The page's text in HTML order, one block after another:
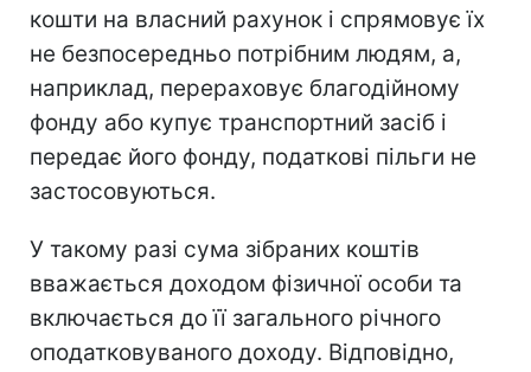
кошти на власний рахунок і спрямовує їх
не безпосередньо потрібним людям, а,
наприклад, перераховує благодійному
фонду або купує транспортний засіб і
передає його фонду, податкові пільги не
застосовуються.
У такому разі сума зібраних коштів
вважається доходом фізичної особи та
включається до її загального річного
оподатковуваного доходу. Відповідно,